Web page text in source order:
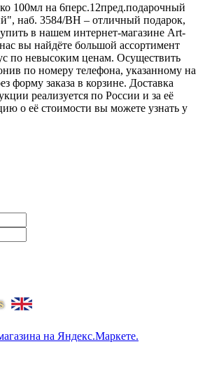
100мл на 6перс.12пред.подарочный
наб. 3584/BH – отличный подарок,
в нашем интернет-магазине Art-
вы найдёте большой ассортимент
по невысоким ценам. Осуществить
по номеру телефона, указанному на
форму заказа в корзине. Доставка
реализуется по России и за её
о её стоимости вы можете узнать у